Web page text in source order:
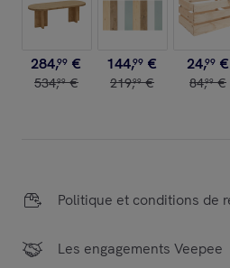
284,99 €
534,99 €
144,99 €
219,99 €
24,99 €
84,99 €
Politique et conditions de
Les engagements Veepee